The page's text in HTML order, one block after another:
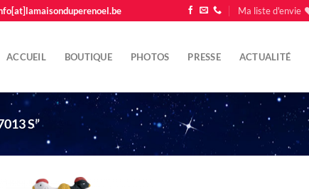
Ma liste d'envie
ACCUEIL BOUTIQUE PHOTOS PRESSE ACTUALITÉ
S”